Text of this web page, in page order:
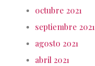
octubre 2021
septiembre 2021
agosto 2021
abril 2021